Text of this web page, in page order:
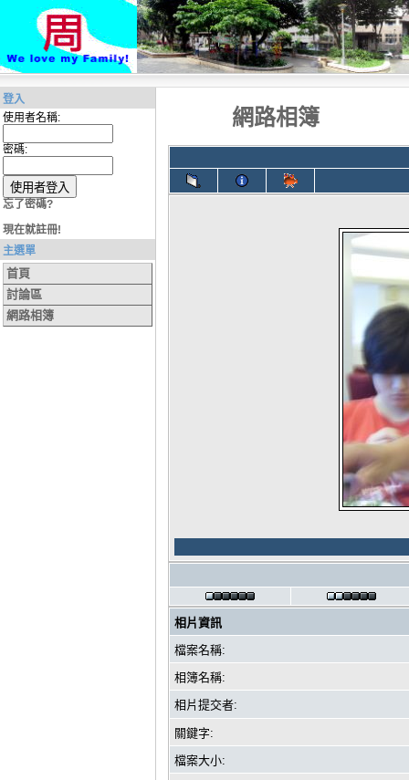
登入
使用者名稱:
密碼:
忘了密碼?
現在就註冊!
主選單
首頁
討論區
網路相簿
網路相簿
相片資訊
檔案名稱:
相簿名稱:
相片提交者:
關鍵字:
檔案大小: